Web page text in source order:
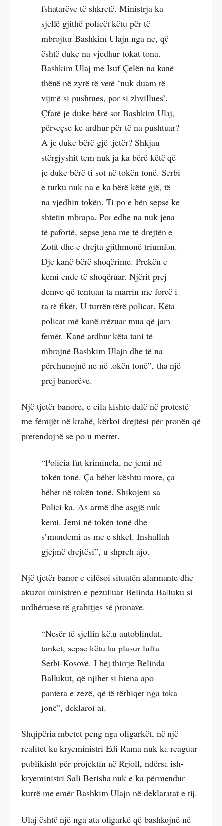
fshatarëve të shkretë. Ministrja ka
sjellë gjithë policët këtu për të
mbrojtur Bashkim Ulajn nga ne, që
është duke na vjedhur tokat tona.
Bashkim Ulaj me Isuf Çelën na kanë
thënë në zyrë të vetë ‘nuk duam të
vijmë si pushtues, por si zhvillues’.
Çfarë je duke bërë sot Bashkim Ulaj,
përveçse ke ardhur për të na pushtuar?
A je duke bërë gjë tjetër? Shkjau
stërgjyshit tem nuk ja ka bërë këtë që
je duke bërë ti sot në tokën tonë. Serbi
e turku nuk na e ka bërë këtë gjë, të
na vjedhin tokën. Ti po e bën sepse ke
shtetin mbrapa. Por edhe na nuk jena
të pafortë, sepse jena me të drejtën e
Zotit dhe e drejta gjithmonë triumfon.
Dje kanë bërë shoqërime. Prekën e
kemi ende të shoqëruar. Njërit prej
demve që tentuan ta marrin me forcë i
ra të fikët. U turrën tërë policat. Këta
policat më kanë rrëzuar mua që jam
femër. Kanë ardhur këta tani të
mbrojnë Bashkim Ulajn dhe të na
përdhunojnë ne në tokën tonë”, tha një
prej banorëve.
Një tjetër banore, e cila kishte dalë në protestë
me fëmijët në krahë, kërkoi drejtësi për pronën që
pretendojnë se po u merret.
“Policia fut kriminela, ne jemi në
tokën tonë. Ça bëhet kështu more, ça
bëhet në tokën tonë. Shikojeni sa
Polici ka. As armë dhe asgjë nuk
kemi. Jemi në tokën tonë dhe
s’mundemi as me e shkel. Inshallah
gjejmë drejtësi”, u shpreh ajo.
Një tjetër banor e cilësoi situatën alarmante dhe
akuzoi ministren e pezulluar Belinda Balluku si
urdhëruese të grabitjes së pronave.
“Nesër të sjellin këtu autoblindat,
tanket, sepse këtu ka plasur lufta
Serbi-Kosovë. I bëj thirrje Belinda
Ballukut, që njihet si hiena apo
pantera e zezë, që të tërhiqet nga toka
jonë”, deklaroi ai.
Shqipëria mbetet peng nga oligarkët, në një
realitet ku kryeministri Edi Rama nuk ka reaguar
publikisht për projektin në Rrjoll, ndërsa ish-
kryeministri Sali Berisha nuk e ka përmendur
kurrë me emër Bashkim Ulajn në deklaratat e tij.
Ulaj është një nga ata oligarkë që bashkojnë në